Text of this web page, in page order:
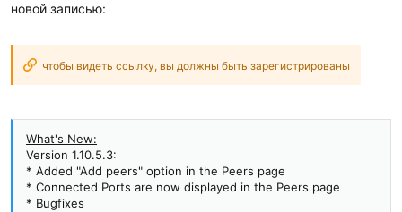
новой записью:
чтобы видеть ссылку, вы должны быть зарегистрированы
What's New:
Version 1.10.5.3:
* Added "Add peers" option in the Peers page
* Connected Ports are now displayed in the Peers page
* Bugfixes